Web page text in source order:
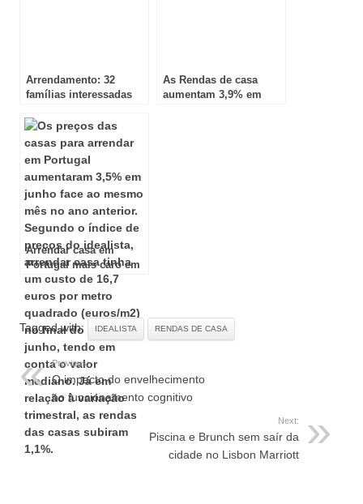
Arrendamento: 32
famílias interessadas
As Rendas de casa
aumentam 3,9% em
Arrendar casa em
Portugal mais caro em
junho
Tagged with: IDEALISTA RENDAS DE CASA
Previous:
O impacto do envelhecimento
no funcionamento cognitivo
Next:
Piscina e Brunch sem saír da
cidade no Lisbon Marriott